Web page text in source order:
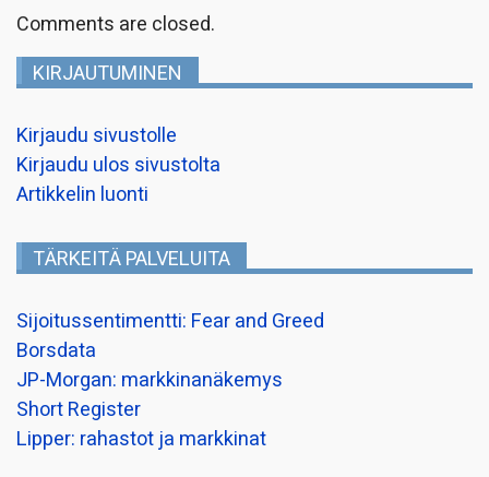
Comments are closed.
KIRJAUTUMINEN
Kirjaudu sivustolle
Kirjaudu ulos sivustolta
Artikkelin luonti
TÄRKEITÄ PALVELUITA
Sijoitussentimentti: Fear and Greed
Borsdata
JP-Morgan: markkinanäkemys
Short Register
Lipper: rahastot ja markkinat